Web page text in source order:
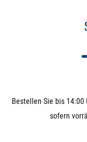
Bestellen Sie bis 14:00
sofern